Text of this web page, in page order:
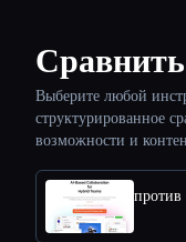
Сравнить
Выберите любой
структурированное
возможности и